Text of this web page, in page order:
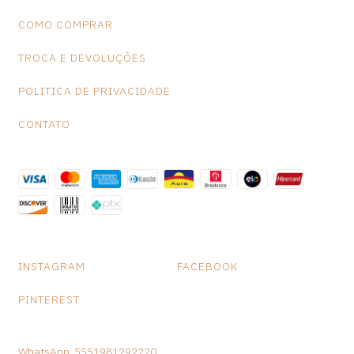
COMO COMPRAR
TROCA E DEVOLUÇÕES
POLITICA DE PRIVACIDADE
CONTATO
INSTAGRAM FACEBOOK
PINTEREST